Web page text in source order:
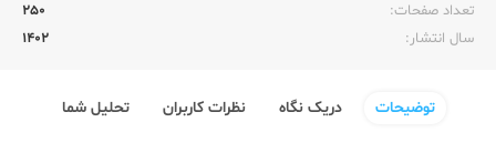
تعداد صفحات:‌
250
سال انتشار:‌
1402
توضیحات دریک نگاه نظرات کاربران تحلیل شما